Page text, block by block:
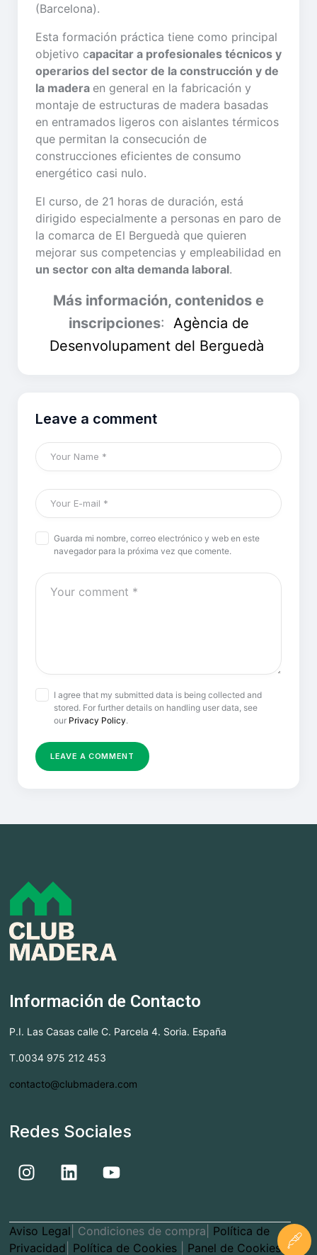
(Barcelona).
Esta formación práctica tiene como principal
objetivo capacitar a profesionales técnicos y
operarios del sector de la construcción y de
la madera en general en la fabricación y
montaje de estructuras de madera basadas
en entramados ligeros con aislantes térmicos
que permitan la consecución de
construcciones eficientes de consumo
energético casi nulo.
El curso, de 21 horas de duración, está
dirigido especialmente a personas en paro de
la comarca de El Berguedà que quieren
mejorar sus competencias y empleabilidad en
un sector con alta demanda laboral.
Más información, contenidos e
inscripciones: Agència de
Desenvolupament del Berguedà
Leave a comment
Guarda mi nombre, correo electrónico y web en este
navegador para la próxima vez que comente.
I agree that my submitted data is being collected and
stored. For further details on handling user data, see
our Privacy Policy.
Información de Contacto
P.I. Las Casas calle C. Parcela 4. Soria. España
T.0034 975 212 453
contacto@clubmadera.com
Redes Sociales
Aviso Legal | Condiciones de compra| Política de
Privacidad Política de Cookies Panel de Cookies